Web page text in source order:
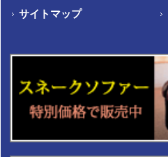
サイトマップ